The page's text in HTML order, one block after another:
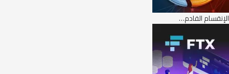
الإنقسام القادم…